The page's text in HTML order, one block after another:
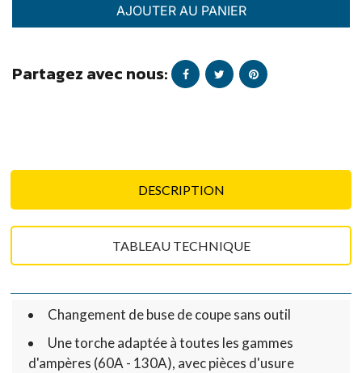
AJOUTER AU PANIER
Partagez avec nous:
DESCRIPTION
TABLEAU TECHNIQUE
Changement de buse de coupe sans outil
Une torche adaptée à toutes les gammes
d'ampères (60A - 130A), avec pièces d'usure